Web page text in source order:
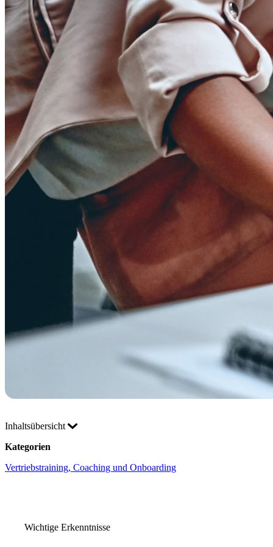
Inhaltsübersicht
Kategorien
Vertriebstraining, Coaching und Onboarding
Wichtige Erkenntnisse